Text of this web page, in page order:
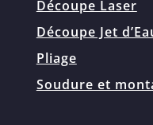
Découpe Laser
Découpe Jet
Pliage
Soudure et